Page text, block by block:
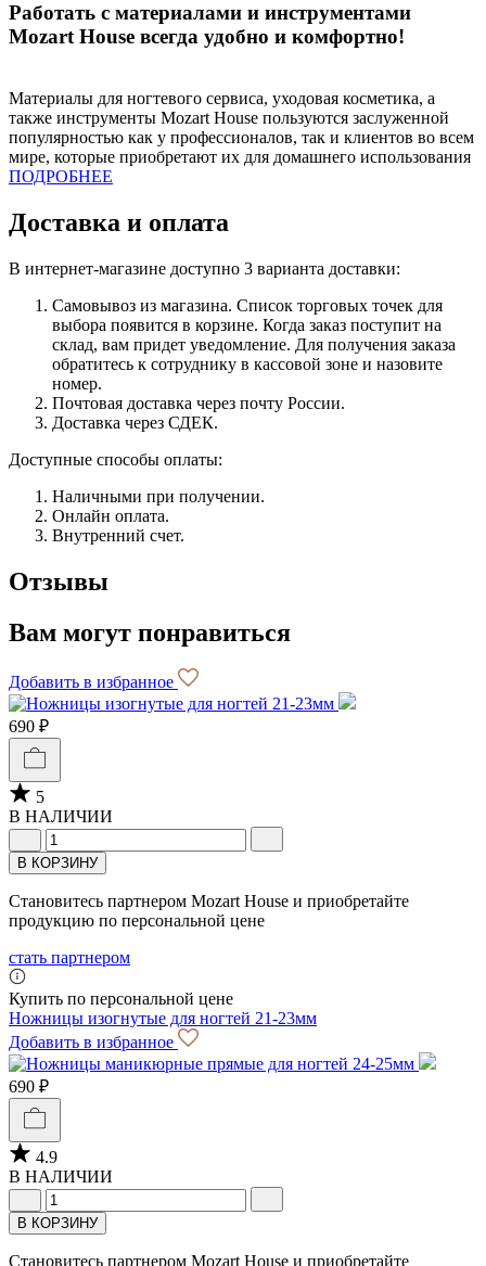
Работать с материалами и инструментами
Mozart House всегда удобно и комфортно!
Материалы для ногтевого сервиса, уходовая косметика, а
также инструменты Mozart House пользуются заслуженной
популярностью как у профессионалов, так и клиентов во всем
мире, которые приобретают их для домашнего использования
ПОДРОБНЕЕ
Доставка и оплата
В интернет-магазине доступно 3 варианта доставки:
Самовывоз из магазина. Список торговых точек для
выбора появится в корзине. Когда заказ поступит на
склад, вам придет уведомление. Для получения заказа
обратитесь к сотруднику в кассовой зоне и назовите
номер.
Почтовая доставка через почту России.
Доставка через СДЕК.
Доступные способы оплаты:
Наличными при получении.
Онлайн оплата.
Внутренний счет.
Отзывы
Вам могут понравиться
Добавить в избранное
690 ₽
5
В НАЛИЧИИ
В КОРЗИНУ
Становитесь партнером Mozart House и приобретайте
продукцию по персональной цене
стать партнером
Купить по персональной цене
Ножницы изогнутые для ногтей 21-23мм
Добавить в избранное
690 ₽
4.9
В НАЛИЧИИ
В КОРЗИНУ
Становитесь партнером Mozart House и приобретайте